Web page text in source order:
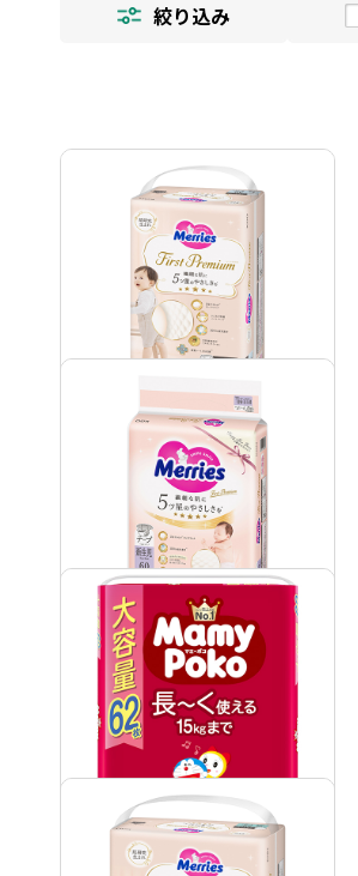
絞り込み